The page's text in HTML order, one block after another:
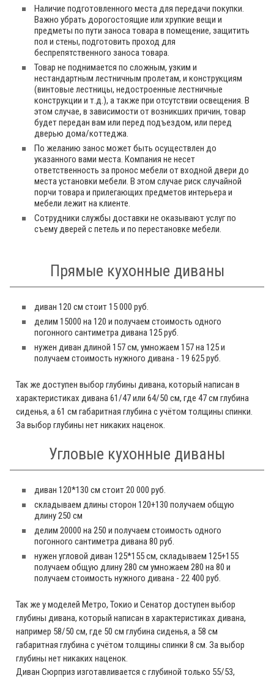
Наличие подготовленного места для передачи покупки.
Важно убрать дорогостоящие или хрупкие вещи и
предметы по пути заноса товара в помещение, защитить
пол и стены, подготовить проход для
беспрепятственного заноса товара.
Товар не поднимается по сложным, узким и
нестандартным лестничным пролетам, и конструкциям
(винтовые лестницы, недостроенные лестничные
конструкции и т.д.), а также при отсутствии освещения. В
этом случае, в зависимости от возникших причин, товар
будет передан вам или перед подъездом, или перед
дверью дома/коттеджа.
По желанию занос может быть осуществлен до
указанного вами места. Компания не несет
ответственность за пронос мебели от входной двери до
места установки мебели. В этом случае риск случайной
порчи товара и прилегающих предметов интерьера и
мебели лежит на клиенте.
Сотрудники службы доставки не оказывают услуг по
съему дверей с петель и по перестановке мебели.
Прямые кухонные диваны
диван 120 см стоит 15 000 руб.
делим 15000 на 120 и получаем стоимость одного
погонного сантиметра дивана 125 руб.
нужен диван длиной 157 см, умножаем 157 на 125 и
получаем стоимость нужного дивана - 19 625 руб.
Так же доступен выбор глубины дивана, который написан в
характеристиках дивана 61/47 или 64/50 см, где 47 см глубина
сиденья, а 61 см габаритная глубина с учётом толщины спинки.
За выбор глубины нет никаких наценок.
Угловые кухонные диваны
диван 120*130 см стоит 20 000 руб.
складываем длины сторон 120+130 получаем общую
длину 250 см
делим 20000 на 250 и получаем стоимость одного
погонного сантиметра дивана 80 руб.
нужен угловой диван 125*155 см, складываем 125+155
получаем общую длину 280 см умножаем 280 на 80 и
получаем стоимость нужного дивана - 22 400 руб.
Так же у моделей Метро, Токио и Сенатор доступен выбор
глубины дивана, который написан в характеристиках дивана,
например 58/50 см, где 50 см глубина сиденья, а 58 см
габаритная глубина с учётом толщины спинки 8 см. За выбор
глубины нет никаких наценок.
Диван Сюрприз изготавливается с глубиной только 55/53,